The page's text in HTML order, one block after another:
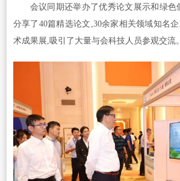
会议同期还举办了优秀论文展示和绿色
分享了40篇精选论文,30余家相关领域知名
术成果展,吸引了大量与会科技人员参观交流。